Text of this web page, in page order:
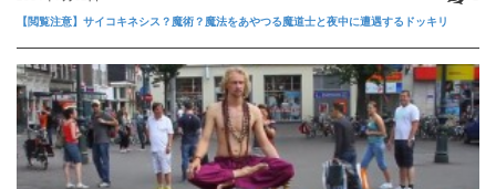
【閲覧注意】サイコキネシス？魔術？魔法をあやつる魔道士と夜中に遭遇するドッキリ